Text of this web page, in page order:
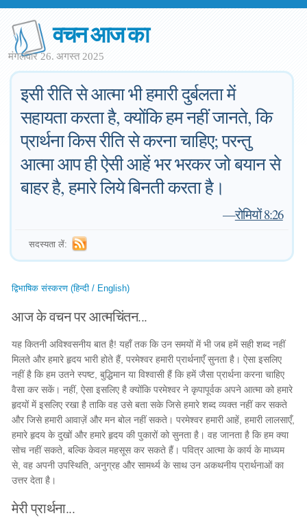
वचन आज का
मंगलवार 26. अगस्त 2025
इसी रीति से आत्मा भी हमारी दुर्बलता में
सहायता करता है, क्योंकि हम नहीं जानते, कि
प्रार्थना किस रीति से करना चाहिए; परन्तु
आत्मा आप ही ऐसी आहें भर भरकर जो बयान से
बाहर है, हमारे लिये बिनती करता है।
—रोमियों 8:26
सदस्यता लें:
द्विभाषिक संस्करण (हिन्दी / English)
आज के वचन पर आत्मचिंतन...
यह कितनी अविश्वसनीय बात है! यहाँ तक कि उन समयों में भी जब हमें सही शब्द नहीं
मिलते और हमारे हृदय भारी होते हैं, परमेश्वर हमारी प्रार्थनाएँ सुनता है। ऐसा इसलिए
नहीं है कि हम उतने स्पष्ट, बुद्धिमान या विश्वासी हैं कि हमें जैसा प्रार्थना करना चाहिए
वैसा कर सकें। नहीं, ऐसा इसलिए है क्योंकि परमेश्वर ने कृपापूर्वक अपने आत्मा को हमारे
हृदयों में इसलिए रखा है ताकि वह उसे बता सके जिसे हमारे शब्द व्यक्त नहीं कर सकते
और जिसे हमारी आवाज़ें और मन बोल नहीं सकते। परमेश्वर हमारी आहें, हमारी लालसाएँ,
हमारे हृदय के दुखों और हमारे हृदय की पुकारों को सुनता है। वह जानता है कि हम क्या
सोच नहीं सकते, बल्कि केवल महसूस कर सकते हैं। पवित्र आत्मा के कार्य के माध्यम
से, वह अपनी उपस्थिति, अनुग्रह और सामर्थ्य के साथ उन अकथनीय प्रार्थनाओं का
उत्तर देता है।
मेरी प्रार्थना...